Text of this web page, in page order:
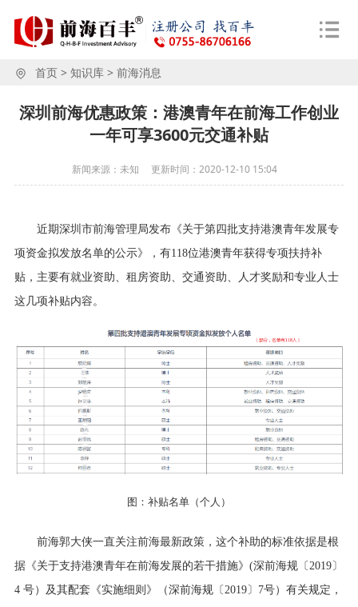
首页> 知识库> 前海消息
深圳前海优惠政策：​港澳青年在前海工作创业
一年可享3600元交通补贴
新闻来源：未知 更新时间： 2020-12-10 15:04
近期深圳市前海管理局发布《关于第四批支持港澳青年发展专
项资金拟发放名单的公示》，有118位港澳青年获得专项扶持补
贴，主要有就业资助、租房资助、交通资助、人才奖励和专业人士
这几项补贴内容。
图：补贴名单（个人）
前海郭大侠一直关注前海最新政策，这个补助的标准依据是根
据《关于支持港澳青年在前海发展的若干措施》 (深前海规〔2019〕
4 号）及其配套《实施细则》（深前海规〔2019〕7号）有关规定，